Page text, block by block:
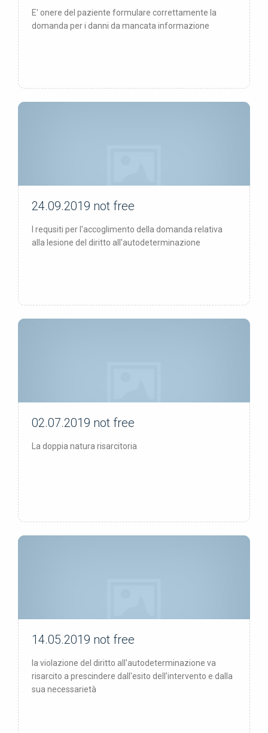
E' onere del paziente formulare correttamente la
domanda per i danni da mancata informazione
not free
24.09.2019 not free
I requsiti per l'accoglimento della domanda relativa
alla lesione del diritto all'autodeterminazione
not free
02.07.2019 not free
La doppia natura risarcitoria
not free
14.05.2019 not free
la violazione del diritto all'autodeterminazione va
risarcito a prescindere dall'esito dell'intervento e dalla
sua necessarietà